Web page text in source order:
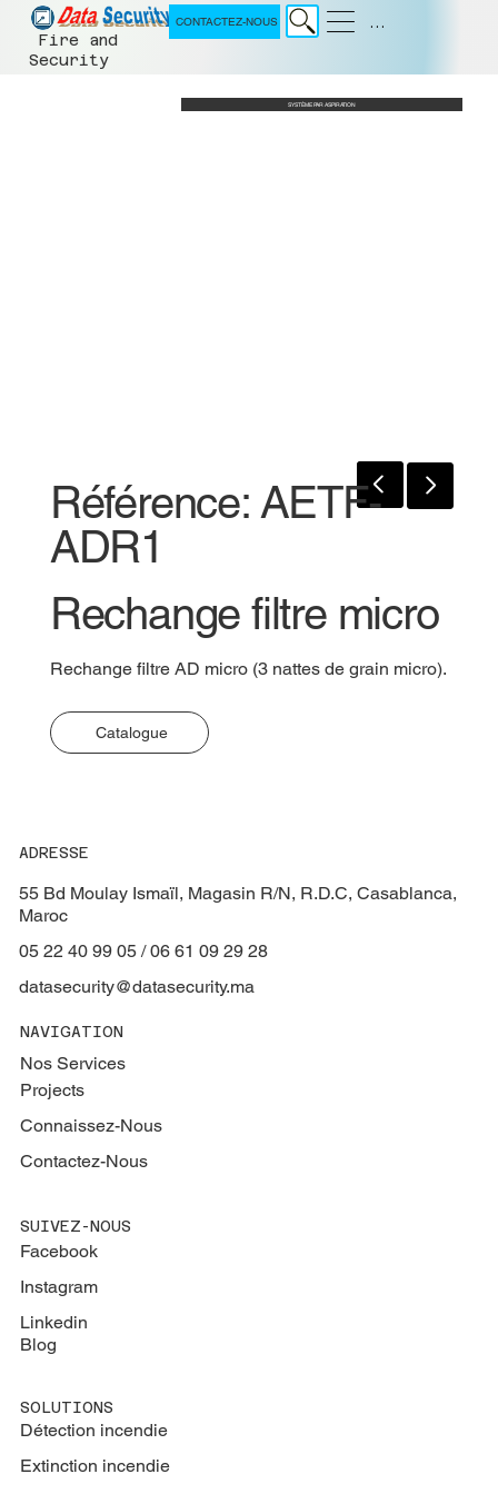
Fire and
Security
Menu
CONTACTEZ-NOUS
SYSTÈME PAR ASPIRATION
Référence: AETF-
ADR1
Rechange filtre micro
Rechange filtre AD micro (3 nattes de grain micro).
Catalogue
ADRESSE
55 Bd Moulay Ismaïl, Magasin R/N, R.D.C, Casablanca,
Maroc
05 22 40 99 05 / 06 61 09 29 28
datasecurity@datasecurity.ma
NAVIGATION
Nos Services
Projects
Connaissez-Nous
Contactez-Nous
SUIVEZ-NOUS
Facebook
Instagram
Linkedin
Blog
SOLUTIONS
Détection incendie
Extinction incendie